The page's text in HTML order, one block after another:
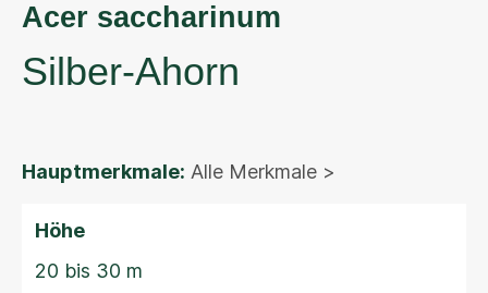
Acer saccharinum
Silber-Ahorn
Hauptmerkmale: Alle Merkmale >
Höhe
20 bis 30 m